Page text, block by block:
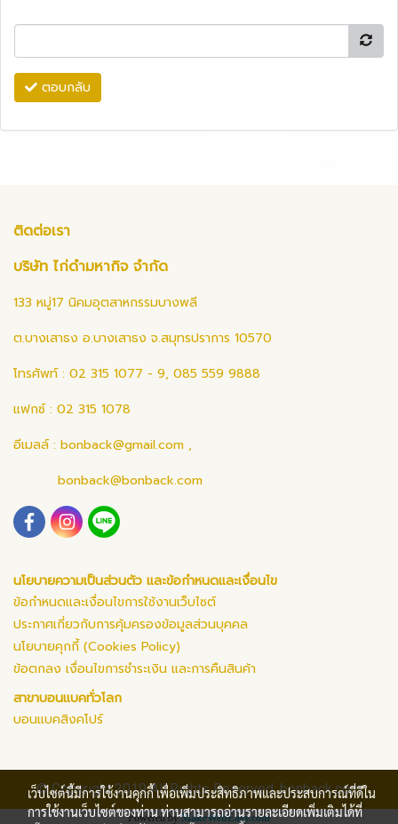
ตอบกลับ
ติดต่อเรา
บริษัท ไก่ดำมหากิจ จำกัด
133 หมู่17 นิคมอุตสาหกรรมบางพลี
ต.บางเสาธง อ.บางเสาธง จ.สมุทรปราการ 10570
โทรศัพท์ : 02 315 1077 - 9, 085 559 9888
แฟกซ์ : 02 315 1078
อีเมลล์ : bonback@gmail.com ,
bonback@bonback.com
นโยบายความเป็นส่วนตัว และข้อกำหนดและเงื่อนไข
ข้อกำหนดและเงื่อนไขการใช้งานเว็บไซต์
ประกาศเกี่ยวกับการคุ้มครองข้อมูลส่วนบุคคล
นโยบายคุกกี้ (Cookies Policy)
ข้อตกลง เงื่อนไขการชำระเงิน และการคืนสินค้า
สาขาบอนแบคทั่วโลก
บอนแบคสิงคโปร์
© Copyright 2019 All Rights Reserved. bonback.com
Powered byMakeWebEasy.com
เว็บไซต์นี้มีการใช้งานคุกกี้ เพื่อเพิ่มประสิทธิภาพและประสบการณ์ที่ดีใน
การใช้งานเว็บไซต์ของท่าน ท่านสามารถอ่านรายละเอียดเพิ่มเติมได้ที่